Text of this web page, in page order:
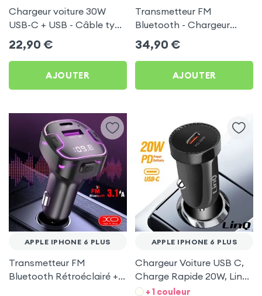
Chargeur voiture 30W
USB-C + USB - Câble type
C 60W Blue Star pour
Apple iPhone 6 Plus
22,90 €
AJOUTER
Transmetteur FM
Bluetooth - Chargeur
Voiture USB C + USB -
Swissten
34,90 €
AJOUTER
APPLE IPHONE 6 PLUS
Transmetteur FM
Bluetooth Rétroéclairé +
APPLE IPHONE 6 PLUS
Chargeur Voiture USB C,
Charge Rapide 20W, LinQ
- Noir pour Apple iPhone 6
+ 1 couleur